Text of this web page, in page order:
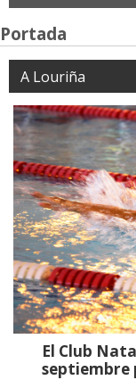
Portada
A Louriña
El Club
septiembre